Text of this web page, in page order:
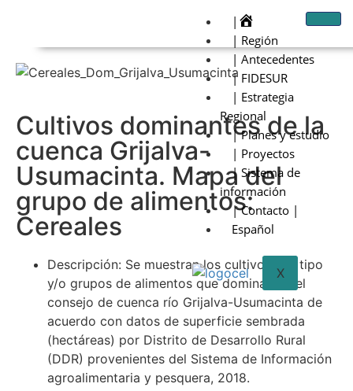
|
| Región
| Antecedentes
| FIDESUR
| Estrategia
Regional
| Planes y estudio
| Proyectos
| Sistema de
información
| Contacto |
Español
X
Cultivos dominantes de la
cuenca Grijalva-
Usumacinta. Mapa del
grupo de alimentos:
Cereales
Descripción: Se muestran los cultivos por tipo
y/o grupos de alimentos que dominan en el
consejo de cuenca río Grijalva-Usumacinta de
acuerdo con datos de superficie sembrada
(hectáreas) por Distrito de Desarrollo Rural
(DDR) provenientes del Sistema de Información
agroalimentaria y pesquera, 2018.